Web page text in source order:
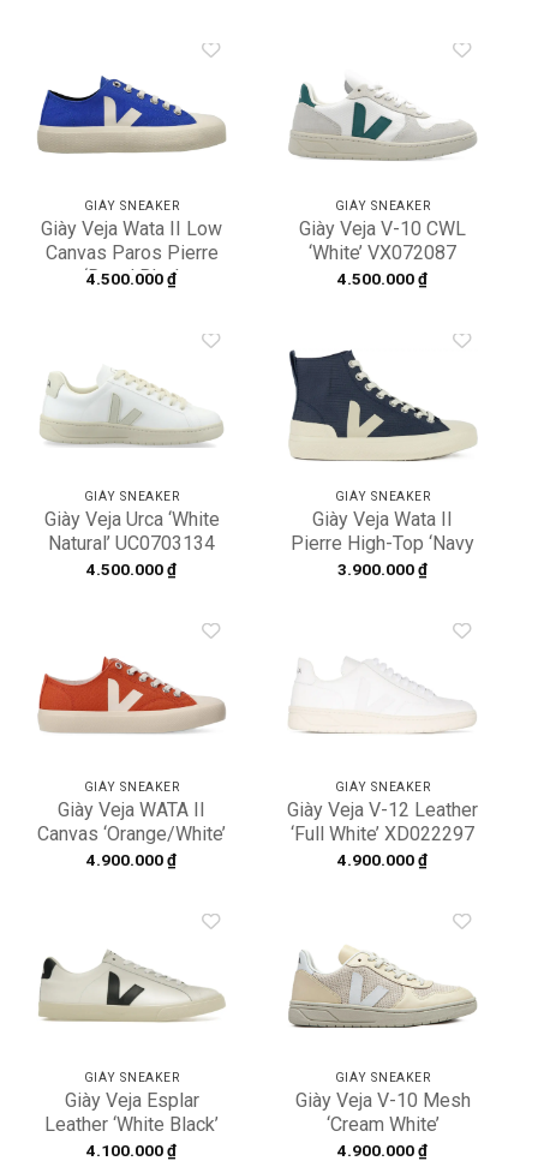
Add to
wishlist
GIÀY SNEAKER
Giày Veja Wata II Low
Canvas Paros Pierre
‘Royal Blue’
4.500.000₫
wishlist
GIÀY SNEAKER
Giày Veja V-10 CWL
‘White’ VX072087
4.500.000₫
Add to
wishlist
GIÀY SNEAKER
Giày Veja Urca ‘White
Natural’ UC0703134
4.500.000₫
wishlist
GIÀY SNEAKER
Giày Veja Wata II
Pierre High-Top ‘Navy
Blue’ PA1903196
3.900.000₫
Add to
wishlist
GIÀY SNEAKER
Giày Veja WATA II
Canvas ‘Orange/White’
PL0103513
4.900.000₫
Add to
wishlist
GIÀY SNEAKER
Giày Veja V-12 Leather
‘Full White’ XD022297
4.900.000₫
wishlist
GIÀY SNEAKER
Giày Veja Esplar
Leather ‘White Black’
EO0200005
4.100.000₫
wishlist
GIÀY SNEAKER
Giày Veja V-10 Mesh
‘Cream White’
VX1603469A
4.900.000₫